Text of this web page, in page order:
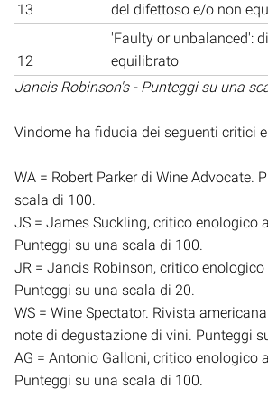
13
del difettoso e/o non
12
'Faulty or unbalanced':
equilibrato
Jancis Robinson's - Punteggi su una
Vindome ha fiducia dei seguenti critici
WA = Robert Parker di Wine Advocate.
scala di 100.
JS = James Suckling, critico enologico
Punteggi su una scala di 100.
JR = Jancis Robinson, critico
Punteggi su una scala di 20.
WS = Wine Spectator. Rivista
note di degustazione di vini. Punteggi
AG = Antonio Galloni, critico enologico
Punteggi su una scala di 100.